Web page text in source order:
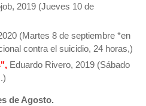
2019 (Jueves 10 de
(Martes 8 de septiembre *en
contra el suicidio, 24 horas,)
Eduardo Rivero, 2019 (Sábado
de Agosto.